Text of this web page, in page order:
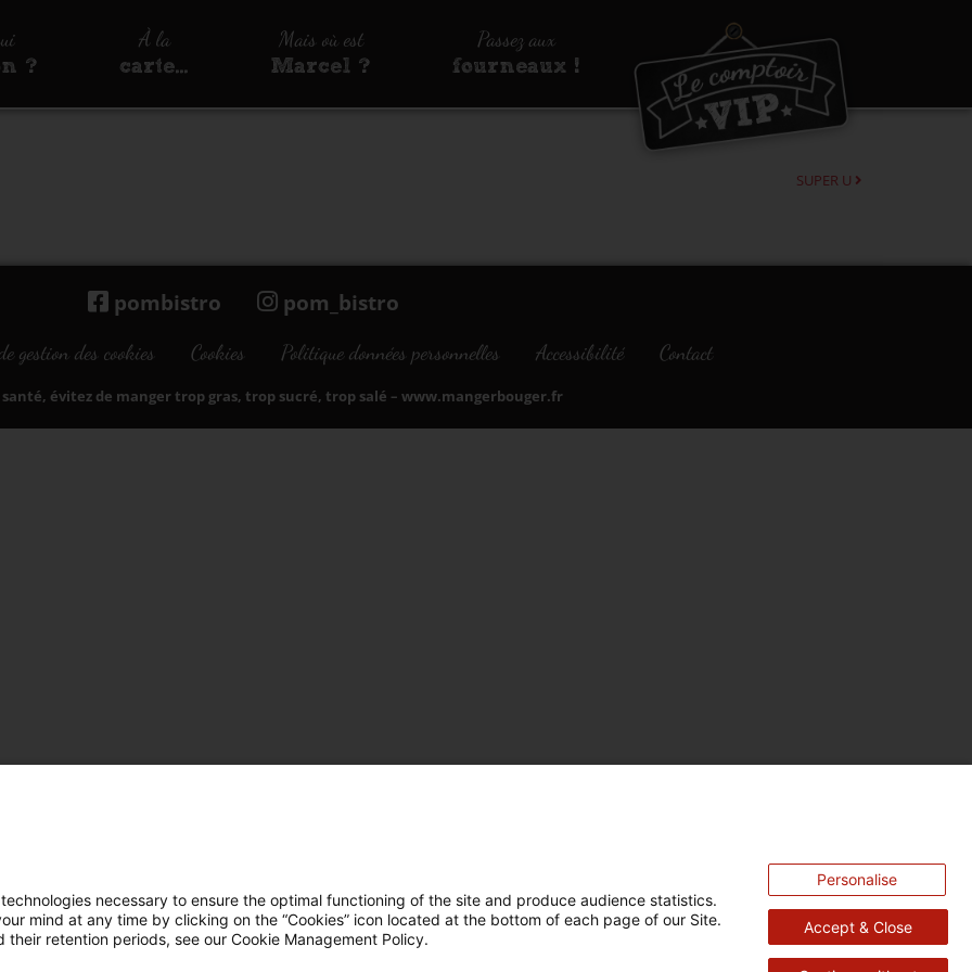
?
À la
carte…
Mais où est
Marcel ?
Passez aux
fourneaux !
SUPER U
pombistro pom_bistro
gestion des cookies Cookies Politique données personnelles Accessibilité Contact
évitez de manger trop gras, trop sucré, trop salé – www.mangerbouger.fr
necessary to ensure the optimal functioning of the site and produce audience statistics.
mind at any time by clicking on the “Cookies” icon located at the bottom of each page of our Site.
retention periods, see our Cookie Management Policy.
Personalise
Accept & Close